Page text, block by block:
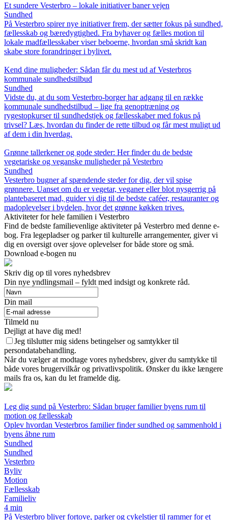
Et sundere Vesterbro – lokale initiativer baner vejen
Sundhed
På Vesterbro spirer nye initiativer frem, der sætter fokus på sundhed,
fællesskab og bæredygtighed. Fra byhaver og fælles motion til
lokale madfællesskaber viser beboerne, hvordan små skridt kan
skabe store forandringer i bylivet.
Kend dine muligheder: Sådan får du mest ud af Vesterbros
kommunale sundhedstilbud
Sundhed
Vidste du, at du som Vesterbro-borger har adgang til en række
kommunale sundhedstilbud – lige fra genoptræning og
rygestopkurser til sundhedstjek og fællesskaber med fokus på
trivsel? Læs, hvordan du finder de rette tilbud og får mest muligt ud
af dem i din hverdag.
Grønne tallerkener og gode steder: Her finder du de bedste
vegetariske og veganske muligheder på Vesterbro
Sundhed
Vesterbro bugner af spændende steder for dig, der vil spise
grønnere. Uanset om du er vegetar, veganer eller blot nysgerrig på
plantebaseret mad, guider vi dig til de bedste caféer, restauranter og
madoplevelser i bydelen, hvor det grønne køkken trives.
Aktiviteter for hele familien i Vesterbro
Find de bedste familievenlige aktiviteter på Vesterbro med denne e-
bog. Fra legepladser og parker til kulturelle arrangementer, giver vi
dig en oversigt over sjove oplevelser for både store og små.
Download e-bogen nu
Skriv dig op til vores nyhedsbrev
Din nye yndlingsmail – fyldt med indsigt og konkrete råd.
Din mail
Tilmeld nu
Dejligt at have dig med!
Jeg tilslutter mig sidens betingelser og samtykker til
persondatabehandling.
Når du vælger at modtage vores nyhedsbrev, giver du samtykke til
både vores brugervilkår og privatlivspolitik. Ønsker du ikke længere
mails fra os, kan du let framelde dig.
Leg dig sund på Vesterbro: Sådan bruger familier byens rum til
motion og fællesskab
Oplev hvordan Vesterbros familier finder sundhed og sammenhold i
byens åbne rum
Sundhed
Sundhed
Vesterbro
Byliv
Motion
Fællesskab
Familieliv
4 min
På Vesterbro bliver fortove, parker og cykelstier til rammer for et